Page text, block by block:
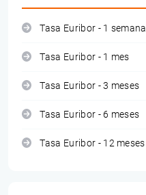
Tasa Euribor - 1 semana
Tasa Euribor - 1 mes
Tasa Euribor - 3 meses
Tasa Euribor - 6 meses
Tasa Euribor - 12 meses